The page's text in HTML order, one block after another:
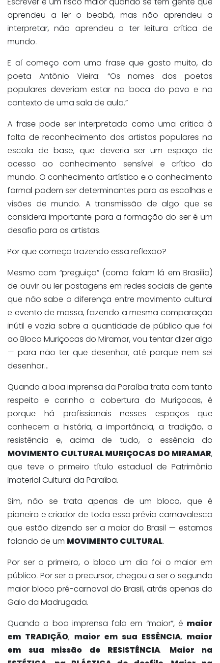
aprendeu a ler o beabá, mas não aprendeu a
interpretar, não aprendeu a ter leitura crítica de
mundo.
E aí começo com uma frase que gosto muito, do
poeta Antônio Vieira: “Os nomes dos poetas
populares deveriam estar na boca do povo e no
contexto de uma sala de aula.”
A frase pode ser interpretada como uma crítica à
falta de reconhecimento dos artistas populares na
escola de base, que deveria ser um espaço de
acesso ao conhecimento sensível e crítico do
mundo. O conhecimento artístico e o conhecimento
formal podem ser determinantes para as escolhas e
visões de mundo. A transmissão de algo que se
considera importante para a formação do ser é um
desafio para os artistas.
Por que começo trazendo essa reflexão?
Mesmo com “preguiça” (como falam lá em Brasília)
de ouvir ou ler postagens em redes sociais de gente
que não sabe a diferença entre movimento cultural
e evento de massa, fazendo a mesma comparação
inútil e vazia sobre a quantidade de público que foi
ao Bloco Muriçocas do Miramar, vou tentar dizer algo
— para não ter que desenhar, até porque nem sei
desenhar…
Quando a boa imprensa da Paraíba trata com tanto
respeito e carinho a cobertura do Muriçocas, é
porque há profissionais nesses espaços que
conhecem a história, a importância, a tradição, a
resistência e, acima de tudo, a essência do
MOVIMENTO CULTURAL MURIÇOCAS DO MIRAMAR,
que teve o primeiro título estadual de Patrimônio
Imaterial Cultural da Paraíba.
Sim, não se trata apenas de um bloco, que é
pioneiro e criador de toda essa prévia carnavalesca
que estão dizendo ser a maior do Brasil — estamos
falando de um MOVIMENTO CULTURAL.
Por ser o primeiro, o bloco um dia foi o maior em
público. Por ser o precursor, chegou a ser o segundo
maior bloco pré-carnaval do Brasil, atrás apenas do
Galo da Madrugada.
Quando a boa imprensa fala em “maior”, é maior
em TRADIÇÃO, maior em sua ESSÊNCIA, maior
em sua missão de RESISTÊNCIA. Maior na